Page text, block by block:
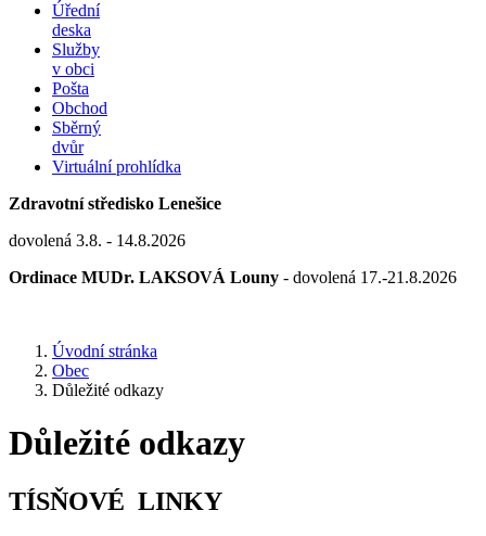
Úřední
deska
Služby
v obci
Pošta
Obchod
Sběrný
dvůr
Virtuální prohlídka
Zdravotní středisko Lenešice
dovolená 3.8. - 14.8.2026
Ordinace MUDr. LAKSOVÁ Louny - dovolená 17.-21.8.2026
Úvodní stránka
Obec
Důležité odkazy
Důležité odkazy
TÍSŇOVÉ LINKY